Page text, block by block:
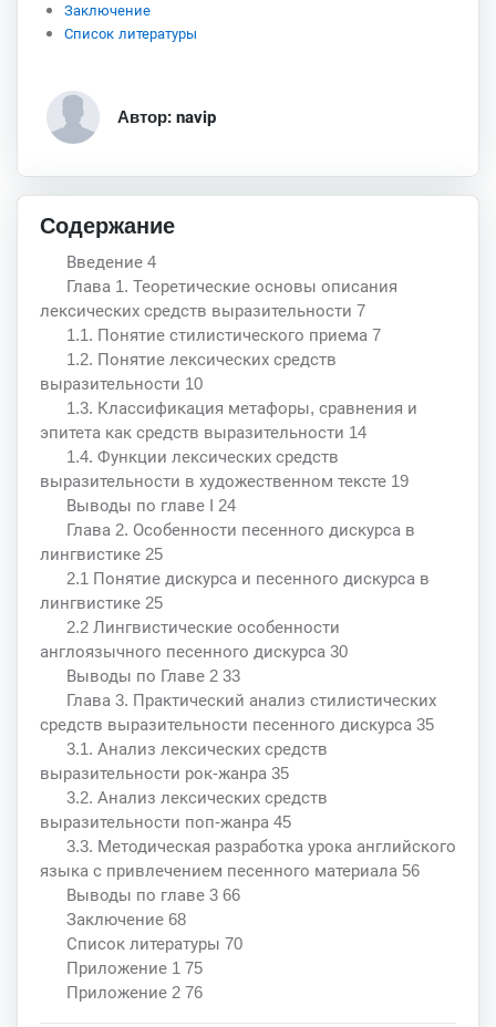
Заключение
Список литературы
Автор: navip
Содержание
Введение 4
Глава 1. Теоретические основы описания
лексических средств выразительности 7
1.1. Понятие стилистического приема 7
1.2. Понятие лексических средств
выразительности 10
1.3. Классификация метафоры, сравнения и
эпитета как средств выразительности 14
1.4. Функции лексических средств
выразительности в художественном тексте 19
Выводы по главе I 24
Глава 2. Особенности песенного дискурса в
лингвистике 25
2.1 Понятие дискурса и песенного дискурса в
лингвистике 25
2.2 Лингвистические особенности
англоязычного песенного дискурса 30
Выводы по Главе 2 33
Глава 3. Практический анализ стилистических
средств выразительности песенного дискурса 35
3.1. Анализ лексических средств
выразительности рок-жанра 35
3.2. Анализ лексических средств
выразительности поп-жанра 45
3.3. Методическая разработка урока английского
языка с привлечением песенного материала 56
Выводы по главе 3 66
Заключение 68
Список литературы 70
Приложение 1 75
Приложение 2 76